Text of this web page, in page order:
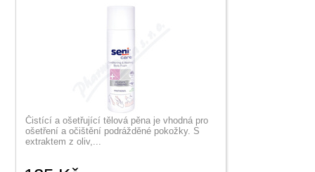
Čistící a ošetřující tělová pěna je vhodná pro
ošetření a očištění podrážděné pokožky. S
extraktem z oliv,...